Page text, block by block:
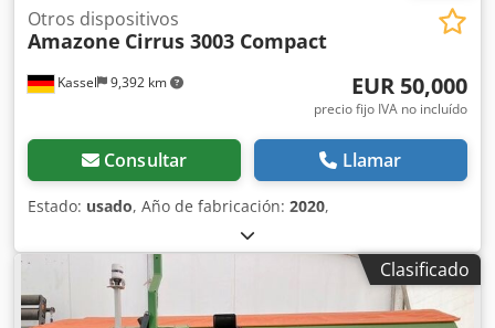
Kassel 9,392 km
Otros dispositivos
Amazone Cirrus 3003 Compact
EUR 50,000
precio fijo IVA no incluído
Consultar Llamar
Estado: usado, Año de fabricación: 2020,
Clasificado